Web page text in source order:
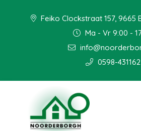
Feiko Clockstraat 157, 9665
Ma - Vr 9:00 -
0598-431162